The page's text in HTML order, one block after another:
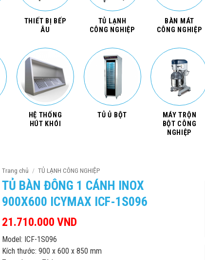
THIẾT BỊ BẾP
ÂU
TỦ LẠNH
CÔNG NGHIỆP
BÀN MÁT
CÔNG NGHIỆP
HỆ THỐNG
HÚT KHÓI
TỦ Ủ BỘT
MÁY TRỘN
BỘT CÔNG
NGHIỆP
Trang chủ / TỦ LẠNH CÔNG NGHIỆP
TỦ BÀN ĐÔNG 1 CÁNH INOX
900X600 ICYMAX ICF-1S096
21.710.000 VND
Model: ICF-1S096
Kích thước: 900 x 600 x 850 mm